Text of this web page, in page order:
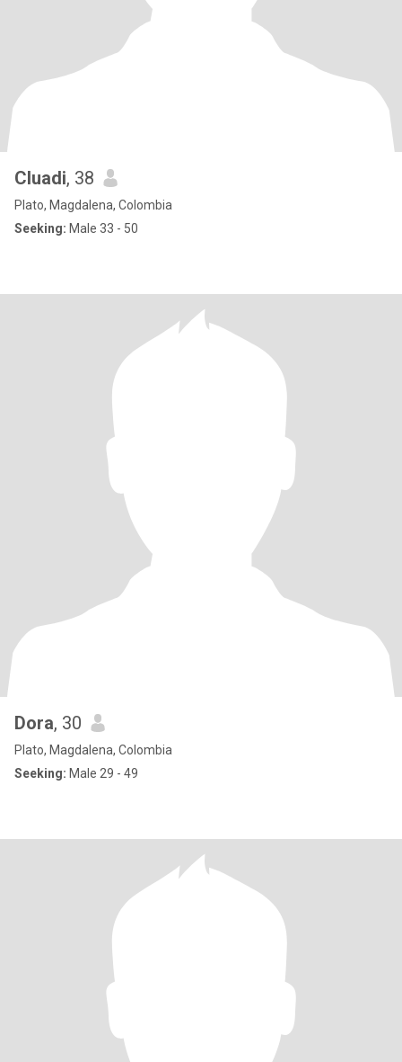
Cluadi, 38
Plato, Magdalena, Colombia
Seeking: Male 33 - 50
Dora, 30
Plato, Magdalena, Colombia
Seeking: Male 29 - 49